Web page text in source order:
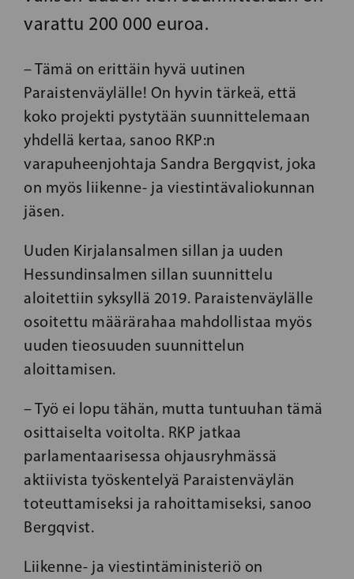
varattu 200 000 euroa.
– Tämä on erittäin hyvä uutinen
Paraistenväylälle! On hyvin tärkeä, että
koko projekti pystytään suunnittelemaan
yhdellä kertaa, sanoo RKP:n
varapuheenjohtaja Sandra Bergqvist, joka
on myös liikenne- ja viestintävaliokunnan
jäsen.
Uuden Kirjalansalmen sillan ja uuden
Hessundinsalmen sillan suunnittelu
aloitettiin syksyllä 2019. Paraistenväylälle
osoitettu määrärahaa mahdollistaa myös
uuden tieosuuden suunnittelun
aloittamisen.
– Työ ei lopu tähän, mutta tuntuuhan tämä
osittaiselta voitolta. RKP jatkaa
parlamentaarisessa ohjausryhmässä
aktiivista työskentelyä Paraistenväylän
toteuttamiseksi ja rahoittamiseksi, sanoo
Bergqvist.
Liikenne- ja viestintäministeriö on